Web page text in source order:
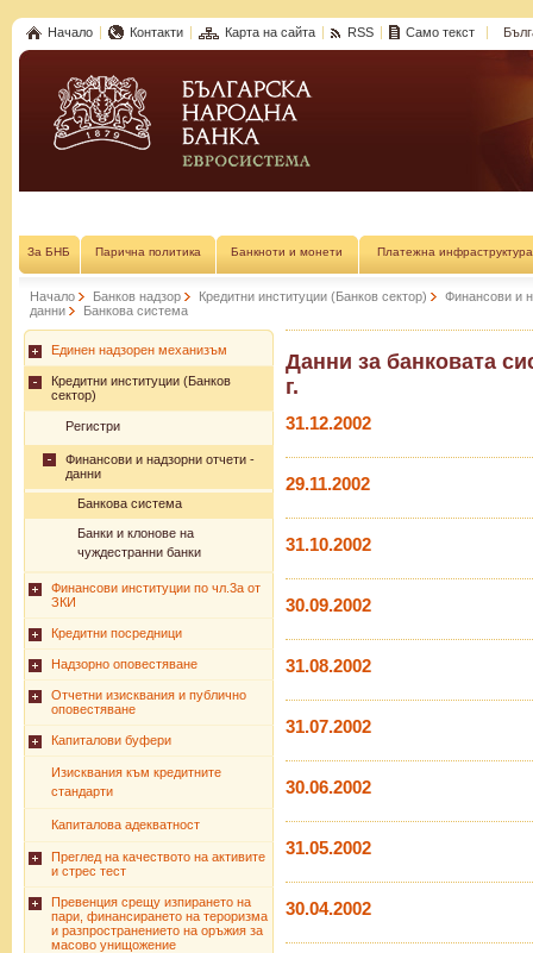
Начало Контакти Карта на сайта RSS Само текст
За БНБ Парична политика Банкноти и монети Платежна инфраструктура
Начало Банков надзор Кредитни институции (Банков сектор)
Финансови и
данни
Банкова система
Единен надзорен механизъм
Кредитни институции (Банков
сектор)
Регистри
Финансови и надзорни отчети -
данни
Банкова система
Банки и клонове на
чуждестранни банки
Финансови институции по чл.3а от
ЗКИ
Кредитни посредници
Надзорно оповестяване
Отчетни изисквания и публично
оповестяване
Капиталови буфери
Изисквания към кредитните
стандарти
Капиталова адекватност
Преглед на качеството на активите
и стрес тест
Превенция срещу изпирането на
пари, финансирането на тероризма
и разпространението на оръжия за
масово унищожение
Данни за банковата
г.
31.12.2002
29.11.2002
31.10.2002
30.09.2002
31.08.2002
31.07.2002
30.06.2002
31.05.2002
30.04.2002